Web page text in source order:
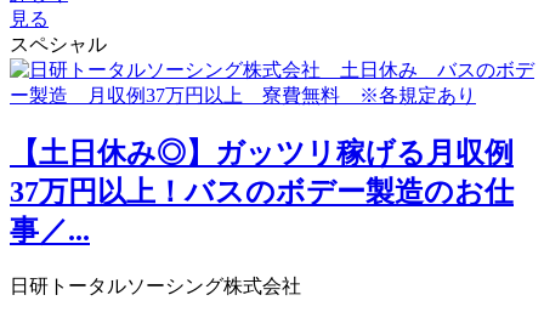
見る
スペシャル
【土日休み◎】ガッツリ稼げる月収例
37万円以上！バスのボデー製造のお仕
事／...
日研トータルソーシング株式会社